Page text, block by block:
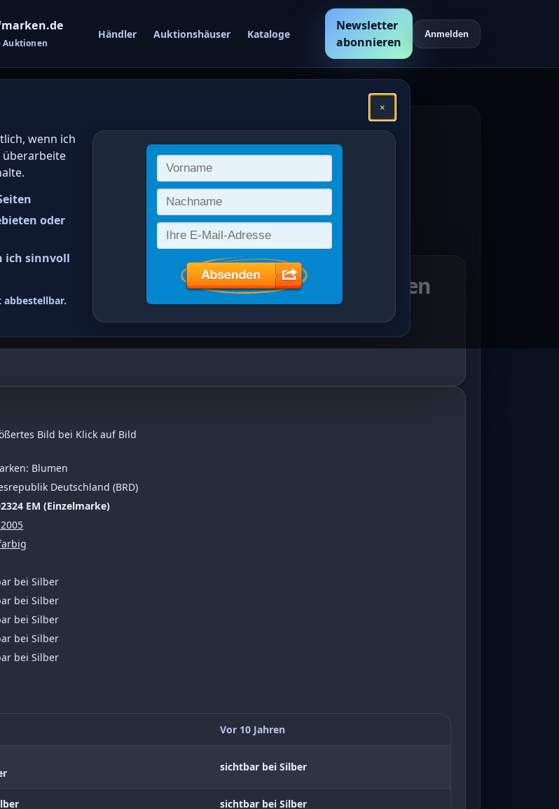
Auktionen
Händler Auktionshäuser Kataloge
Newsletter
abonnieren
Anmelden
×
wenn ich
überarbeite
oder
ich sinnvoll
abbestellbar.
von deutschen
bestimmen /
Deutschland (BRD) Freimarken: Blumen
Bild bei Klick auf Bild
Blumen
Deutschland (BRD)
EM (Einzelmarke)
bei Silber
bei Silber
bei Silber
bei Silber
bei Silber
Vor 10 Jahren
sichtbar bei Silber
sichtbar bei Silber